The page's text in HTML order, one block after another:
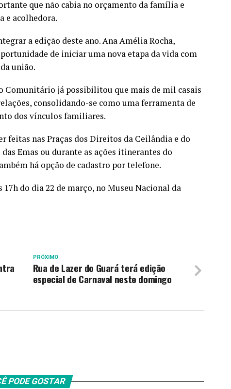
que não cabia no orçamento da família e
e acolhedora.
a edição deste ano. Ana Amélia Rocha,
de iniciar uma nova etapa da vida com
união.
Comunitário já possibilitou que mais de mil casais
consolidando-se como uma ferramenta de
dos vínculos familiares.
feitas nas Praças dos Direitos da Ceilândia e do
Emas ou durante as ações itinerantes do
há opção de cadastro por telefone.
do dia 22 de março, no Museu Nacional da
PRÓXIMO
Rua de Lazer do Guará terá edição
especial de Carnaval neste domingo
PODE GOSTAR